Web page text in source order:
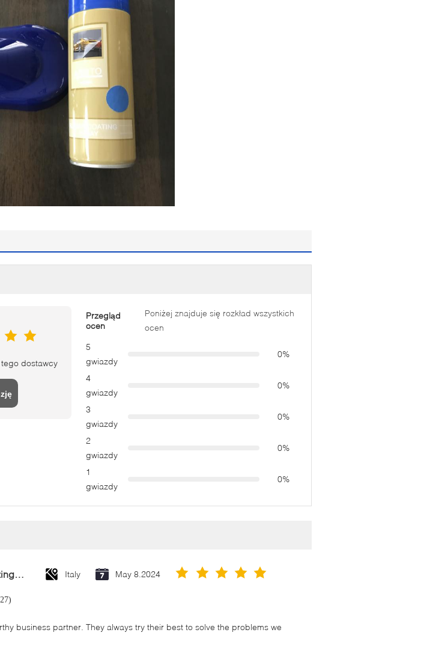
dostawcy
Przegląd
ocen
Poniżej znajduje się rozkład wszystkich
ocen
5
gwiazdy
0%
4
gwiazdy
0%
3
gwiazdy
0%
2
gwiazdy
0%
1
gwiazdy
0%
Cold Galvanizing Zinc Spray Paint 400ml Italy May 8.2024
business partner. They always try their best to solve the problems we